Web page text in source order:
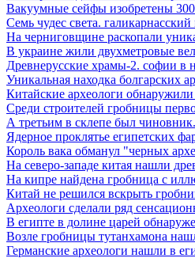
Вакуумные сейфы изобретены
Семь чудес света. галикарнасский
На черниговщине раскопали
В украине жили двухметровые
Древнерусские храмы-2. софии в
Уникальная находка болгарских
Китайские археологи
Среди строителей гробницы
А третьим в склепе был
Ядерное проклятье египетских
Король вака обманул "черных
На северо-западе китая нашли
На кипре найдена гробница с
Китай не решился вскрыть
Археологи сделали ряд
В египте в долине царей
Возле гробницы тутанхамона
Германские археологи нашли в